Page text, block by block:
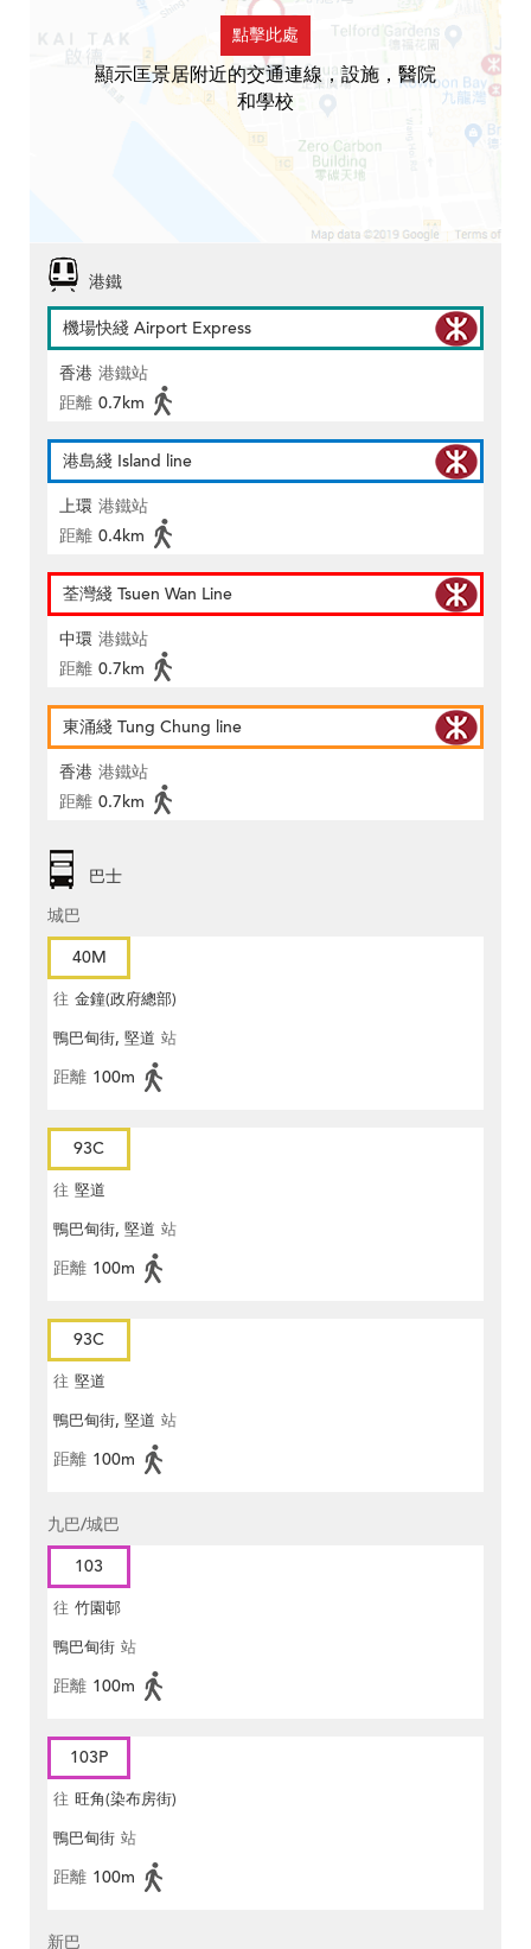
點擊此處
顯示匡景居附近的交通連線，設施，醫院
和學校
港鐵
機場快綫 Airport Express
香港 港鐵站
距離 0.7km
港島綫 Island line
上環 港鐵站
距離 0.4km
荃灣綫 Tsuen Wan Line
中環 港鐵站
距離 0.7km
東涌綫 Tung Chung line
香港 港鐵站
距離 0.7km
巴士
城巴
40M
往 金鐘(政府總部)
鴨巴甸街, 堅道 站
距離 100m
93C
往 堅道
鴨巴甸街, 堅道 站
距離 100m
93C
往 堅道
鴨巴甸街, 堅道 站
距離 100m
九巴/城巴
103
往 竹園邨
鴨巴甸街 站
距離 100m
103P
往 旺角(染布房街)
鴨巴甸街 站
距離 100m
新巴